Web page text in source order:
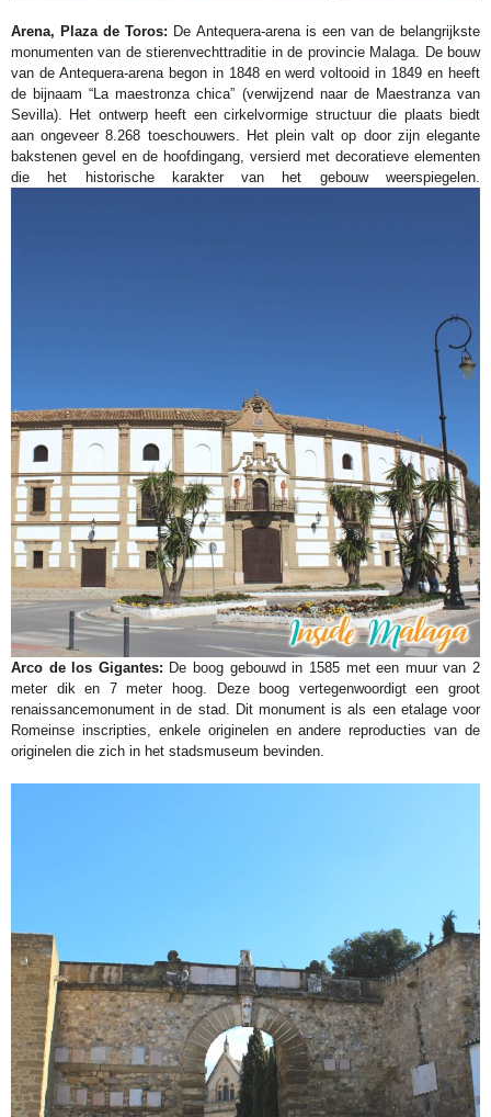
Arena, Plaza de Toros: De Antequera-arena is een van de belangrijkste
monumenten van de stierenvechttraditie in de provincie Malaga. De bouw
van de Antequera-arena begon in 1848 en werd voltooid in 1849 en heeft
de bijnaam “La maestronza chica” (verwijzend naar de Maestranza van
Sevilla). Het ontwerp heeft een cirkelvormige structuur die plaats biedt
aan ongeveer 8.268 toeschouwers. Het plein valt op door zijn elegante
bakstenen gevel en de hoofdingang, versierd met decoratieve elementen
die het historische karakter van het gebouw weerspiegelen.
Arco de los Gigantes: De boog gebouwd in 1585 met een muur van 2
meter dik en 7 meter hoog. Deze boog vertegenwoordigt een groot
renaissancemonument in de stad. Dit monument is als een etalage voor
Romeinse inscripties, enkele originelen en andere reproducties van de
originelen die zich in het stadsmuseum bevinden.